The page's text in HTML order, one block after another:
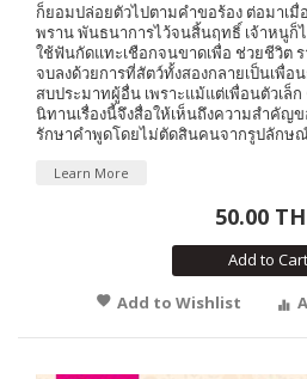
ก็ยอมปล่อยตัวไปตามคำขอร้อง ต่อมาเมื่
พราน พันธนาการไว้จนสิ้นฤทธิ์ เจ้าหนู
ใช้ฟันกัดแทะเชือกจนขาดเพื่อ ช่วยชีวิต ร
จบลงด้วยการที่สัตว์ทั้งสองกลายเป็นเพื่
สบประมาทผู้อื่น เพราะแม้แต่เพื่อนตัวเล็
นิทานเรื่องนี้จึงสื่อให้เห็นถึงความสำคัญ
รักษาคำพูดโดยไม่ตัดสินคนจากรูปลักษ
Learn More
50.00
Add to Cart
Add to Wishlist